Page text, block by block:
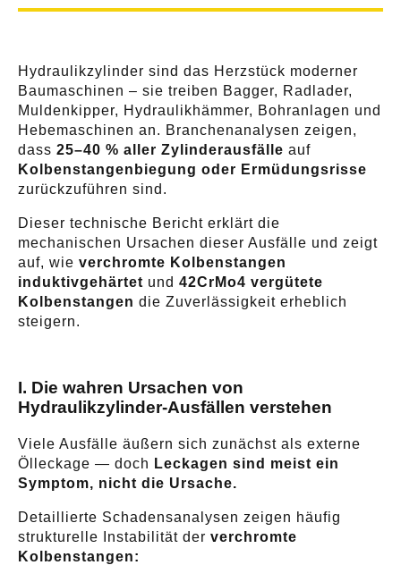
Hydraulikzylinder sind das Herzstück moderner
Baumaschinen – sie treiben Bagger, Radlader,
Muldenkipper, Hydraulikhämmer, Bohranlagen und
Hebemaschinen an. Branchenanalysen zeigen,
dass 25–40 % aller Zylinderausfälle auf
Kolbenstangenbiegung oder Ermüdungsrisse
zurückzuführen sind.
Dieser technische Bericht erklärt die
mechanischen Ursachen dieser Ausfälle und zeigt
auf, wie verchromte Kolbenstangen
induktivgehärtet und 42CrMo4 vergütete
Kolbenstangen die Zuverlässigkeit erheblich
steigern.
I. Die wahren Ursachen von
Hydraulikzylinder-Ausfällen verstehen
Viele Ausfälle äußern sich zunächst als externe
Ölleckage — doch Leckagen sind meist ein
Symptom, nicht die Ursache.
Detaillierte Schadensanalysen zeigen häufig
strukturelle Instabilität der verchromte
Kolbenstangen: